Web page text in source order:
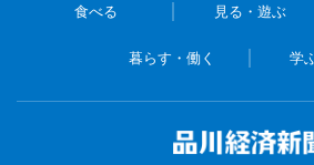
食べる 見る・遊ぶ
暮らす・働く 学